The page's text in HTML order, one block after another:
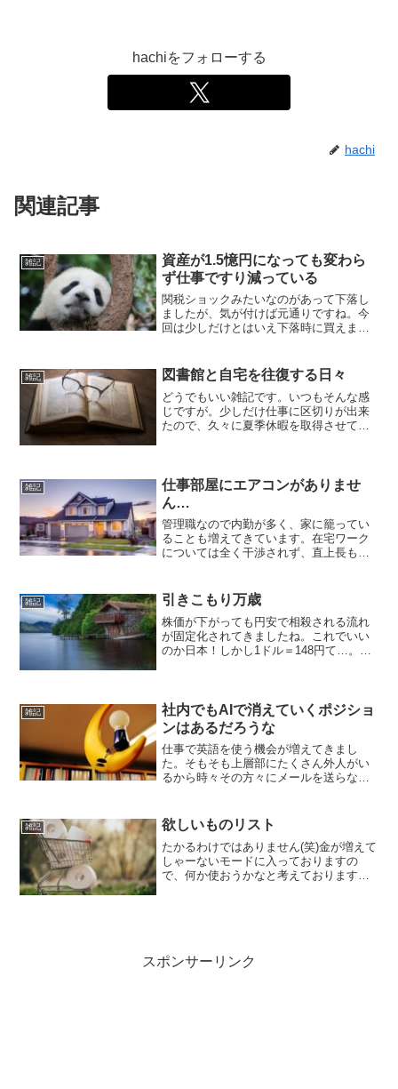
hachiをフォローする
hachi
関連記事
雑記
資産が1.5憶円になっても変わら
ず仕事ですり減っている
関税ショックみたいなのがあって下落し
ましたが、気が付けば元通りですね。今
回は少しだけとはいえ下落時に買えまし
ています。資産も1.5憶円ぐらいに回復し
ています。かき集...
雑記 図書館と自宅を往復する日々
どうでもいい雑記です。いつもそんな感
じですが。少しだけ仕事に区切りが出来
たので、久々に夏季休暇を取得させてい
とると、「今から何する...
雑記
仕事部屋にエアコンがありませ
ん…
管理職なので内勤が多く、家に籠ってい
ることも増えてきています。在宅ワーク
については全く干渉されず、直上長も家
内勤するにしても出社が基本でしたから
ね。ありがたい話です。た...
雑記 引きこもり万歳
株価が下がっても円安で相殺される流れ
が固定化されてきましたね。これでいい
のか日本！しかし1ドル＝148円て…。
うのが最近の感覚で...
雑記
社内でもAIで消えていくポジショ
ンはあるだろうな
仕事で英語を使う機会が増えてきまし
た。そもそも上層部にたくさん外人がい
るから時々その方々にメールを送らなき
して英語ですわね。ぜーんぶAI。私だけ
じゃないだろうけどね。昔...
雑記 欲しいものリスト
たかるわけではありません(笑)金が増えて
しゃーないモードに入っておりますの
で、何か使おうかなと考えております。
スポンサーリンク